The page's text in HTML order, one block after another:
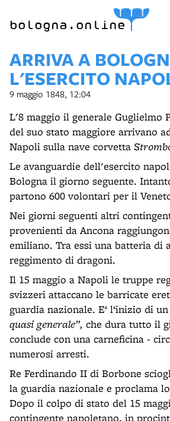
bologna.online
ARRIVA A
L'ESERCITO
9 maggio 1848, 12:04
L'8 maggio il generale Guglielmo
del suo stato maggiore arrivano
Napoli sulla nave corvetta
Le avanguardie dell'esercito
Bologna il giorno seguente.
partono 600 volontari per il
Nei giorni seguenti altri
provenienti da Ancona
emiliano. Tra essi una batteria di
reggimento di dragoni.
Il 15 maggio a Napoli le truppe
svizzeri attaccano le barricate
guardia nazionale. E‘ l‘inizio di un
quasi generale”, che dura tutto il
conclude con una carneficina -
numerosi arresti.
Re Ferdinando II di Borbone
la guardia nazionale e proclama
Dopo il colpo di stato del 15
contingente napoletano, in